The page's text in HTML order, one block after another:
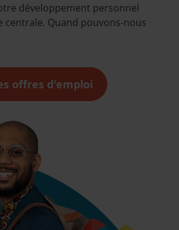
développement personnel
centrale. Quand pouvons-nous
offres d'emploi